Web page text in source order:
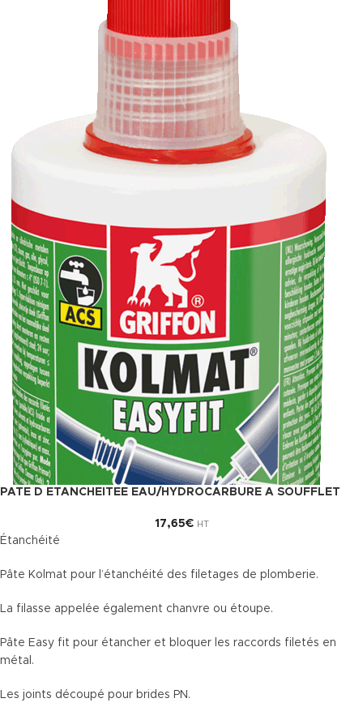
PATE D ETANCHEITEE EAU/HYDROCARBURE A SOUFFLET
17,65€ HT
Étanchéité
Pâte Kolmat pour l’étanchéité des filetages de plomberie.
La filasse appelée également chanvre ou étoupe.
Pâte Easy fit pour étancher et bloquer les raccords filetés en
métal.
Les joints découpé pour brides PN.